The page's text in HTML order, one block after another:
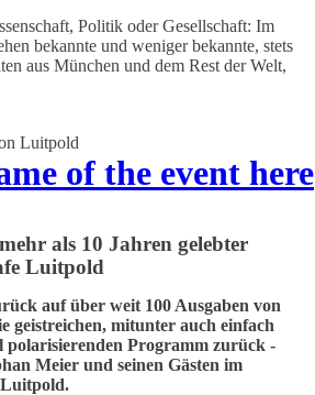
Politik oder Gesellschaft: Im
bekannte und weniger bekannte, stets
aus München und dem Rest der Welt,
of the event here
als 10 Jahren gelebter
Luitpold
auf über weit 100 Ausgaben von
geistreichen, mitunter auch einfach
polarisierenden Programm zurück -
Meier und seinen Gästen im
Luitpold.